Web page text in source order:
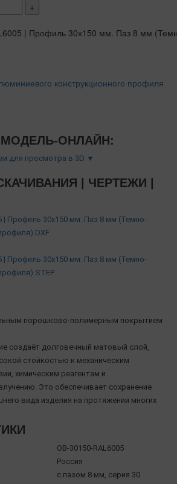
+
МОДЕЛЬ-ОНЛАЙН:
для просмотра в 3D ▼
| ЧЕРТЕЖИ |
| Профиль 30х150 мм. Паз 8 мм (Темно-
| Профиль 30х150 мм. Паз 8 мм (Темно-
порошково-полимерным покрытием
создаёт долговечный матовый слой,
стойкостью к механическим
химическим реагентам и
Это обеспечивает сохранение
вида изделия на протяжении многих
OB-30150-RAL6005
Россия
с пазом 8 мм, серия 30